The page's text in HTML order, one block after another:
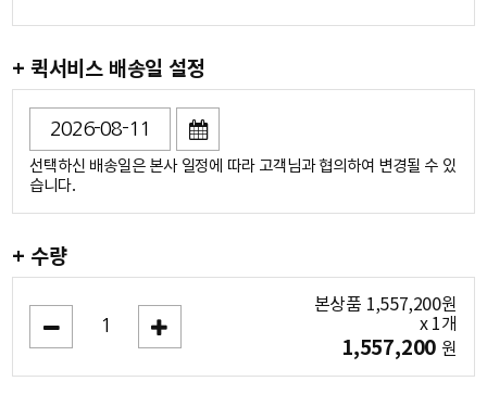
+ 퀵서비스 배송일 설정
선택하신 배송일은 본사 일정에 따라 고객님과 협의하여 변경될 수 있
습니다.
+ 수량
본상품 1,557,200원
x 1 개
1,557,200 원